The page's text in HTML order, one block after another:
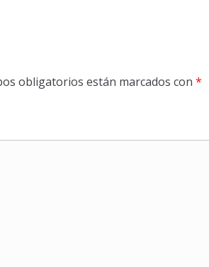
obligatorios están marcados con *